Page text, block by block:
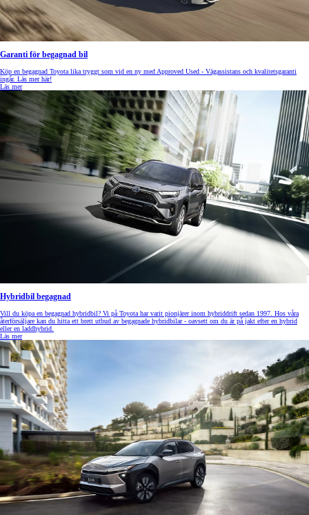
Garanti för begagnad bil
Köp en begagnad Toyota lika tryggt som vid en ny med Approved Used - Vägassistans och kvalitetsgaranti
ingår. Läs mer här!
Läs mer
Hybridbil begagnad
Vill du köpa en begagnad hybridbil? Vi på Toyota har varit pionjärer inom hybriddrift sedan 1997. Hos våra
återförsäljare kan du hitta ett brett utbud av begagnade hybridbilar - oavsett om du är på jakt efter en hybrid
eller en laddhybrid.
Läs mer